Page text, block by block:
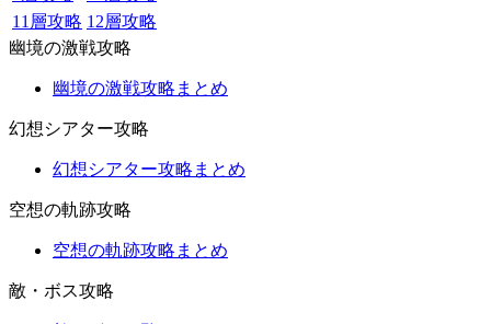
11層攻略 12層攻略
幽境の激戦攻略
幽境の激戦攻略まとめ
幻想シアター攻略
幻想シアター攻略まとめ
空想の軌跡攻略
空想の軌跡攻略まとめ
敵・ボス攻略